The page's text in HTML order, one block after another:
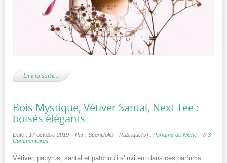
Lire la suite…
Bois Mystique, Vétiver Santal, Next Tee :
boisés élégants
Date : 17 octobre 2019 Par : Scentifolia Rubrique(s) : Parfums de Niche //3
Commentaires
Vétiver, papyrus, santal et patchouli s’invitent dans ces parfums